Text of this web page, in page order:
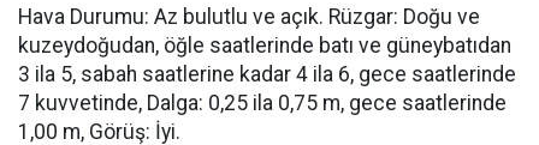
Hava Durumu: Az bulutlu ve açık. Rüzgar: Doğu ve
kuzeydoğudan, öğle saatlerinde batı ve güneybatıdan
3 ila 5, sabah saatlerine kadar 4 ila 6, gece saatlerinde
7 kuvvetinde, Dalga: 0,25 ila 0,75 m, gece saatlerinde
1,00 m, Görüş: İyi.